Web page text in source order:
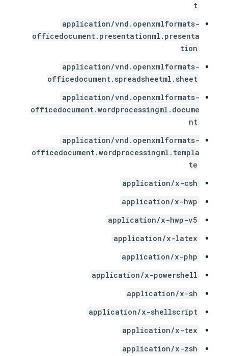
t
application/vnd.openxmlformats-
officedocument.presentationml.presenta
tion
application/vnd.openxmlformats-
officedocument.spreadsheetml.sheet
application/vnd.openxmlformats-
officedocument.wordprocessingml.docume
nt
application/vnd.openxmlformats-
officedocument.wordprocessingml.templa
te
application/x-csh
application/x-hwp
application/x-hwp-v5
application/x-latex
application/x-php
application/x-powershell
application/x-sh
application/x-shellscript
application/x-tex
application/x-zsh